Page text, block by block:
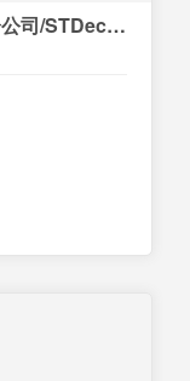
德高广告（上海）有限公司上海分公司/STDecaux